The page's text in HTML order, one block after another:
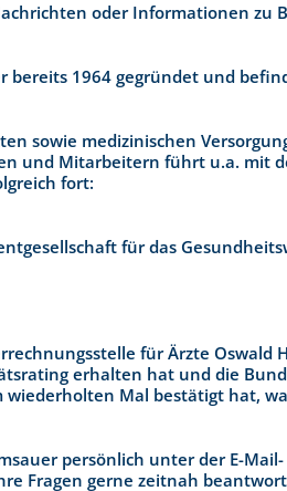
oder Informationen zu
bereits 1964 gegründet und
sowie medizinischen
und Mitarbeitern führt u.a. mit
fort:
für das
für Ärzte Oswald
erhalten hat und die
Mal bestätigt hat,
persönlich unter der E-Mail-
Fragen gerne zeitnah